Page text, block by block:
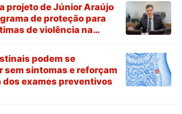
projeto de Júnior Araújo
de proteção para
de violência na
podem se
sem sintomas e reforçam
exames preventivos